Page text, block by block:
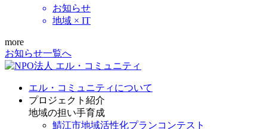
お知らせ
地域 × IT
more
お知らせ一覧へ
エル・コミュニティについて
プロジェクト紹介
地域の担い手育成
鯖江市地域活性化プランコンテスト